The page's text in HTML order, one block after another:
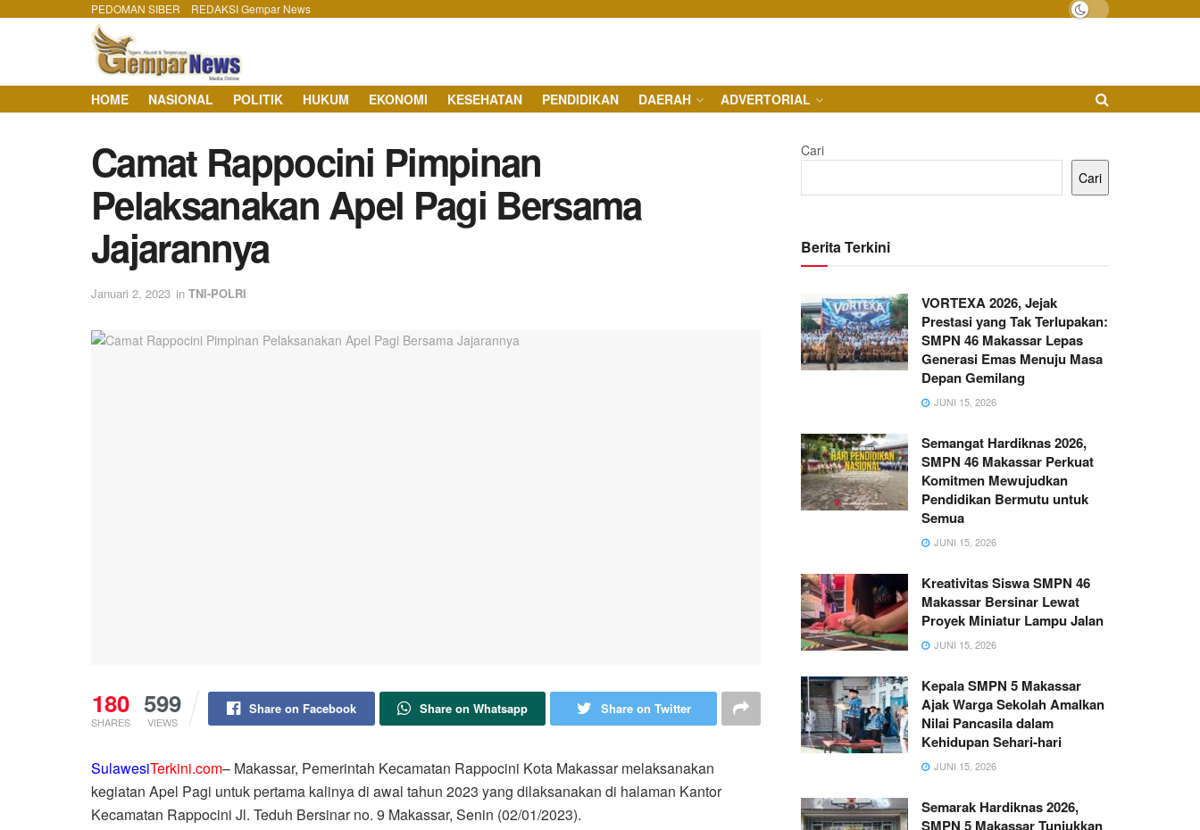
PEDOMAN SIBER REDAKSI Gempar News
HOME NASIONAL POLITIK HUKUM EKONOMI KESEHATAN PENDIDIKAN DAERAH ADVERTORIAL
Camat Rappocini Pimpinan
Pelaksanakan Apel Pagi Bersama
Jajarannya
Januari 2, 2023 in TNI-POLRI
180
SHARES
599
VIEWS
Share on Facebook Share on Whatsapp Share on Twitter
SulawesiTerkini.com– Makassar, Pemerintah Kecamatan Rappocini Kota Makassar melaksanakan
kegiatan Apel Pagi untuk pertama kalinya di awal tahun 2023 yang dilaksanakan di halaman Kantor
Kecamatan Rappocini Jl. Teduh Bersinar no. 9 Makassar, Senin (02/01/2023).
Cari
Cari
Berita Terkini
VORTEXA 2026, Jejak
Prestasi yang Tak Terlupakan:
SMPN 46 Makassar Lepas
Generasi Emas Menuju Masa
Depan Gemilang
JUNI 15, 2026
Semangat Hardiknas 2026,
SMPN 46 Makassar Perkuat
Komitmen Mewujudkan
Pendidikan Bermutu untuk
Semua
JUNI 15, 2026
Kreativitas Siswa SMPN 46
Makassar Bersinar Lewat
Proyek Miniatur Lampu Jalan
JUNI 15, 2026
Kepala SMPN 5 Makassar
Ajak Warga Sekolah Amalkan
Nilai Pancasila dalam
Kehidupan Sehari-hari
JUNI 15, 2026
Semarak Hardiknas 2026,
SMPN 5 Makassar Tunjukkan